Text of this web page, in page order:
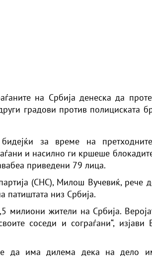
на Србија денеска да
градови против полициската
за време на
и насилно ги кршеше
приведени 79 лица.
(СНС), Милош Вучевиќ, рече
патиштата низ Србија.
милиони жители на Србија.
соседи и сограѓани“, изјави
да има дилема дека на дело